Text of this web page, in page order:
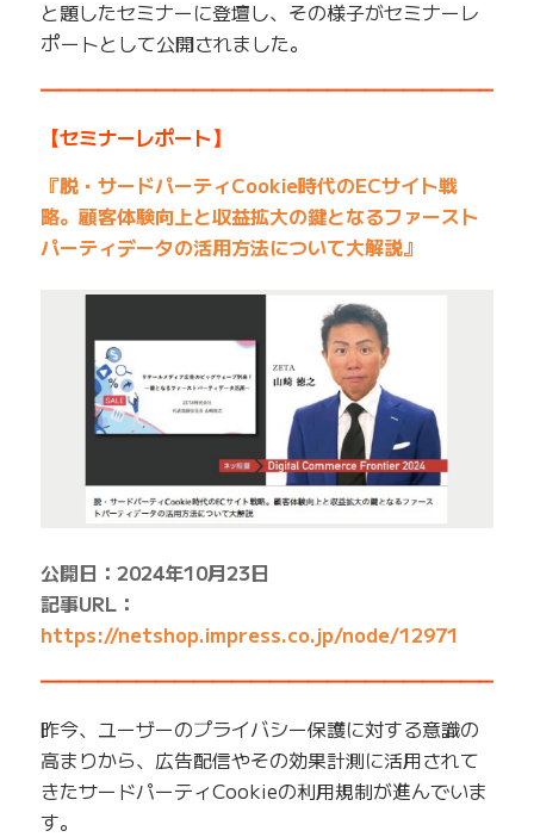
と題したセミナーに登壇し、その様子がセミナーレ
ポートとして公開されました。
【セミナーレポート】
『脱・サードパーティCookie時代のECサイト戦
略。顧客体験向上と収益拡大の鍵となるファースト
パーティデータの活用方法について大解説』
公開日：2024年10月23日
記事URL：
https://netshop.impress.co.jp/node/12971
昨今、ユーザーのプライバシー保護に対する意識の
高まりから、広告配信やその効果計測に活用されて
きたサードパーティCookieの利用規制が進んでいま
す。